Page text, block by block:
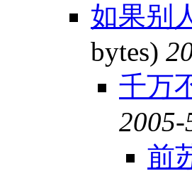
如果别
bytes)
千万
前